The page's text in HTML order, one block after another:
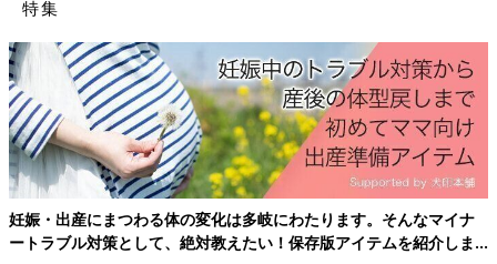
綿100％素材なので肌に優しく、汗を吸収してくれるのも嬉しい
ツなど、キレイめのトップスを合わせるのがおすすめ！
シンプルだからこそ超使える！セットアップも可能
なワッフルTシャツ
特集
妊娠・出産にまつわる体の変化は多岐にわたります。そんなマイナ
ートラブル対策として、絶対教えたい！保存版アイテムを紹介しま